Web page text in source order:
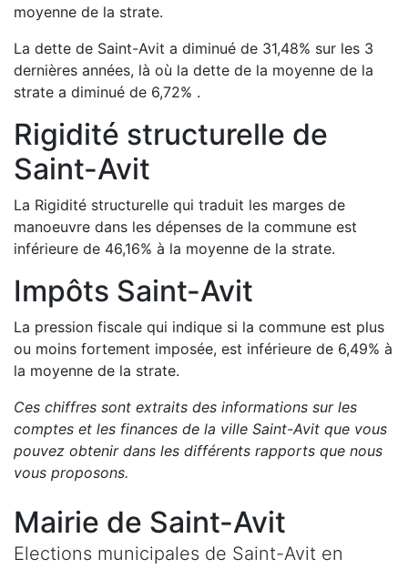
moyenne de la strate.
La dette de Saint-Avit a diminué de 31,48% sur les 3
dernières années, là où la dette de la moyenne de la
strate a diminué de 6,72% .
Rigidité structurelle de
Saint-Avit
La Rigidité structurelle qui traduit les marges de
manoeuvre dans les dépenses de la commune est
inférieure de 46,16% à la moyenne de la strate.
Impôts Saint-Avit
La pression fiscale qui indique si la commune est plus
ou moins fortement imposée, est inférieure de 6,49% à
la moyenne de la strate.
Ces chiffres sont extraits des informations sur les
comptes et les finances de la ville Saint-Avit que vous
pouvez obtenir dans les différents rapports que nous
vous proposons.
Mairie de Saint-Avit
Elections municipales de Saint-Avit en